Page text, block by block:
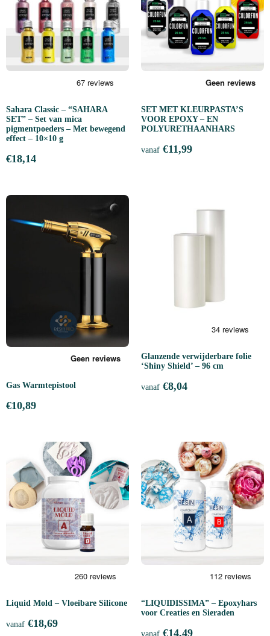
Sahara Classic – “SAHARA
SET” – Set van mica
pigmentpoeders – Met bewegend
effect – 10×10 g
€18,14
SET MET KLEURPASTA’S
VOOR EPOXY – EN
POLYURETHAANHARS
vanaf €11,99
Gas Warmtepistool
€10,89
Glanzende verwijderbare folie
‘Shiny Shield’ – 96 cm
vanaf €8,04
Liquid Mold – Vloeibare Silicone
vanaf €18,69
“LIQUIDISSIMA” – Epoxyhars
voor Creaties en Sieraden
vanaf €14,49